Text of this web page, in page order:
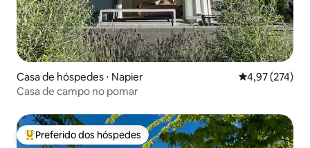
Casa de hóspedes ⋅ Napier 4,97 de uma
4,97 (274)
Casa de campo no pomar
Entre os melhores preferidos dos hóspedes
Preferido dos hóspedes